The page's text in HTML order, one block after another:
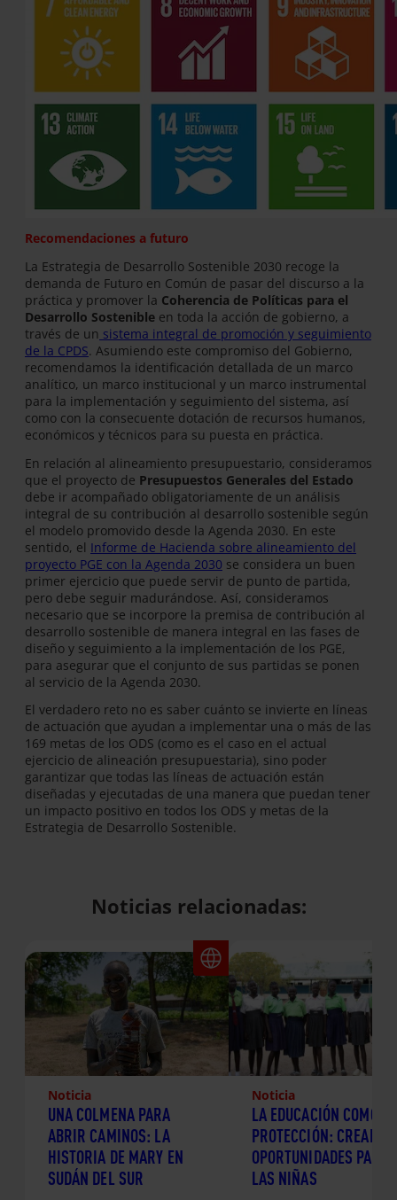
Recomendaciones a futuro
La Estrategia de Desarrollo Sostenible 2030 recoge la
demanda de Futuro en Común de pasar del discurso a la
práctica y promover la Coherencia de Políticas para el
Desarrollo Sostenible en toda la acción de gobierno, a
través de un sistema integral de promoción y seguimiento
de la CPDS. Asumiendo este compromiso del Gobierno,
recomendamos la identificación detallada de un marco
analítico, un marco institucional y un marco instrumental
para la implementación y seguimiento del sistema, así
como con la consecuente dotación de recursos humanos,
económicos y técnicos para su puesta en práctica.
En relación al alineamiento presupuestario, consideramos
que el proyecto de Presupuestos Generales del Estado
debe ir acompañado obligatoriamente de un análisis
integral de su contribución al desarrollo sostenible según
el modelo promovido desde la Agenda 2030. En este
sentido, el Informe de Hacienda sobre alineamiento del
proyecto PGE con la Agenda 2030 se considera un buen
primer ejercicio que puede servir de punto de partida,
pero debe seguir madurándose. Así, consideramos
necesario que se incorpore la premisa de contribución al
desarrollo sostenible de manera integral en las fases de
diseño y seguimiento a la implementación de los PGE,
para asegurar que el conjunto de sus partidas se ponen
al servicio de la Agenda 2030.
El verdadero reto no es saber cuánto se invierte en líneas
de actuación que ayudan a implementar una o más de las
169 metas de los ODS (como es el caso en el actual
ejercicio de alineación presupuestaria), sino poder
garantizar que todas las líneas de actuación están
diseñadas y ejecutadas de una manera que puedan tener
un impacto positivo en todos los ODS y metas de la
Estrategia de Desarrollo Sostenible.
Noticias relacionadas:
Noticia
UNA COLMENA PARA
ABRIR CAMINOS: LA
HISTORIA DE MARY EN
SUDÁN DEL SUR
Noticia
LA EDUCACIÓN COMO
PROTECCIÓN: CREANDO
OPORTUNIDADES PARA
LAS NIÑAS